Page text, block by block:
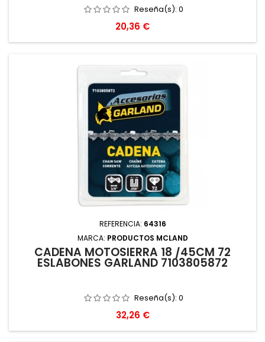
Reseña(s): 0
Precio
20,36 €
REFERENCIA: 64316
MARCA: PRODUCTOS MCLAND
CADENA MOTOSIERRA 18 /45CM 72
ESLABONES GARLAND 7103805872
Reseña(s): 0
Precio
32,26 €